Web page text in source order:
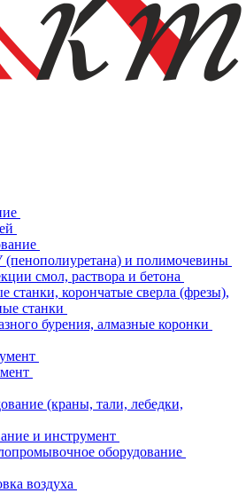
и полимочевины
смол, раствора и бетона
станки, корончатые сверла (фрезы),
станки
бурения, алмазные коронки
(краны, тали, лебедки,
и инструмент
оборудование
воздуха